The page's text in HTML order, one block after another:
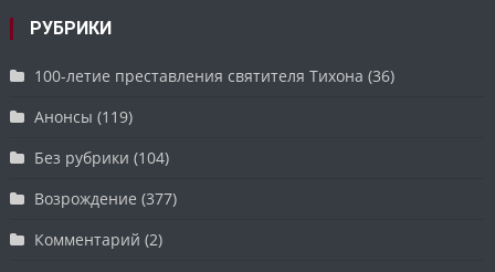
РУБРИКИ
100-летие преставления святителя Тихона (36)
Анонсы (119)
Без рубрики (104)
Возрождение (377)
Комментарий (2)